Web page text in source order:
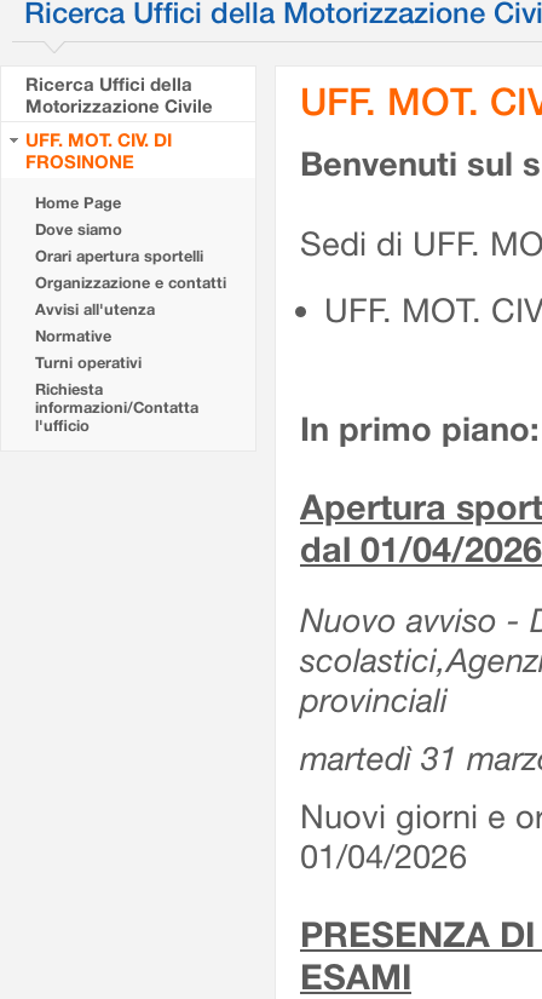
Ricerca Uffici della Motorizzazione
Ricerca Uffici della
Motorizzazione Civile
UFF. MOT. CIV. DI
FROSINONE
Home Page
Dove siamo
Orari apertura sportelli
Organizzazione e contatti
Avvisi all'utenza
Normative
Turni operativi
Richiesta
informazioni/Contatta
l'ufficio
UFF. MOT.
Benvenuti sul
Sedi di UFF.
UFF. MOT.
In primo piano:
Apertura
dal 01/04/2026
Nuovo avviso -
provinciali
martedì 31
Nuovi giorni e
01/04/2026
PRESENZA
ESAMI